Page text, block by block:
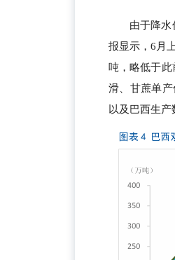
由于降水
报显示，6月
吨，略低于
滑、甘蔗单
以及巴西生产